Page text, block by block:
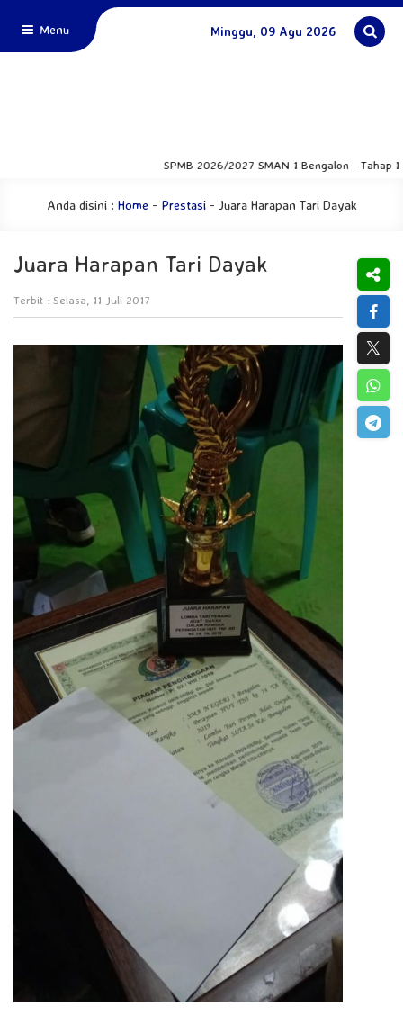
Menu Minggu, 09 Agu 2026
SPMB 2026/2027 SMAN 1 Bengalon - Tahap I
Anda disini : Home - Prestasi- Juara Harapan Tari Dayak
Juara Harapan Tari Dayak
Terbit : Selasa, 11 Juli 2017